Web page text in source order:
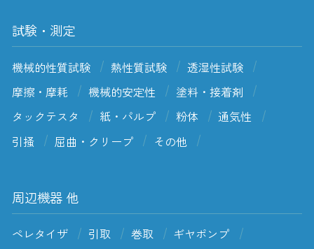
試験・測定
機械的性質試験 熱性質試験
透湿性試験
摩擦・摩耗
機械的安定性
塗料・接着剤
タックテスタ
紙・パルプ 粉体
通気性
引掻
屈曲・クリープ その他
周辺機器 他
ペレタイザ 引取 巻取
ギヤポンプ